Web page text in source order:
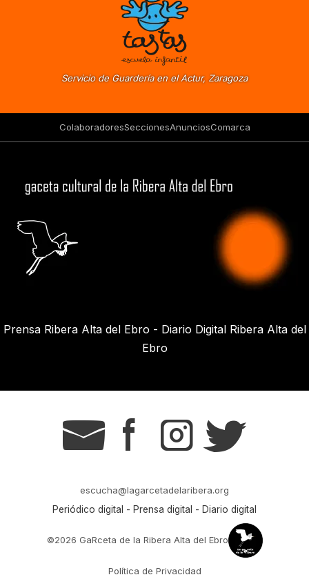
Servicio de Guardería en el Actur, Zaragoza
ColaboradoresSeccionesAnunciosComarca
Prensa Ribera Alta del Ebro - Diario Digital Ribera Alta del
Ebro
g s t r
escucha@lagarcetadelaribera.org
Periódico digital - Prensa digital - Diario digital
©2026 GaRceta de la Ribera Alta del Ebro
Política de Privacidad